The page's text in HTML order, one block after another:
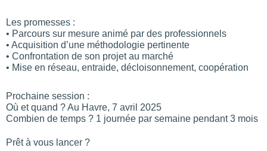
Les promesses :
• Parcours sur mesure animé par des professionnels
• Acquisition d’une méthodologie pertinente
• Confrontation de son projet au marché
• Mise en réseau, entraide, décloisonnement, coopération
Prochaine session :
Où et quand ? Au Havre, 7 avril 2025
Combien de temps ? 1 journée par semaine pendant 3 mois
Prêt à vous lancer ?